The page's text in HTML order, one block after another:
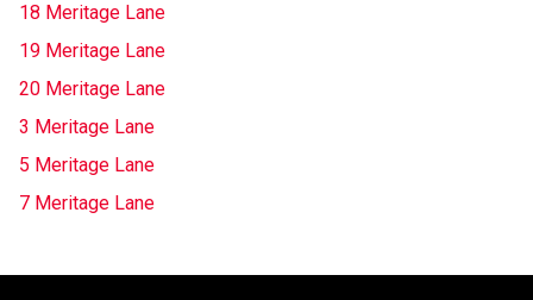
18 Meritage Lane
19 Meritage Lane
20 Meritage Lane
3 Meritage Lane
5 Meritage Lane
7 Meritage Lane